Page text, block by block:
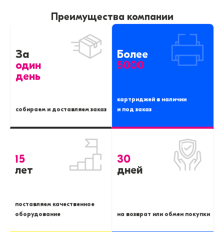
Преимущества компании
За
один
день
собираем и доставляем заказ
Более
5000
картриджей в наличии
и под заказ
15
лет
поставляем качественное
оборудование
30
дней
на возврат или обмен покупки